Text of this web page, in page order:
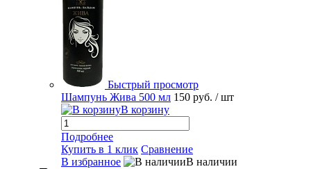
Быстрый просмотр
Шампунь Жива 500 мл 150 руб. / шт
В корзину
Подробнее
Купить в 1 клик Сравнение
В избранное
В наличии